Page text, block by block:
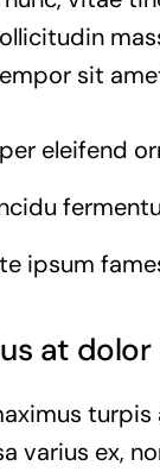
sit
eleifend
ipsum
at
varius ex,